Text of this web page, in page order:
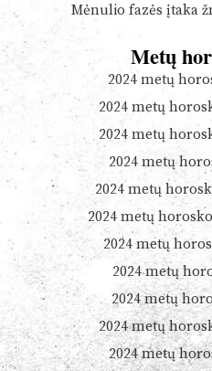
Mėnulio fazės įtaka
Metų
2024 metų
2024 metų
2024 metų
2024 metų
2024 metų
2024 metų
2024 metų
2024 metų
2024 metų
2024 metų
2024 metų